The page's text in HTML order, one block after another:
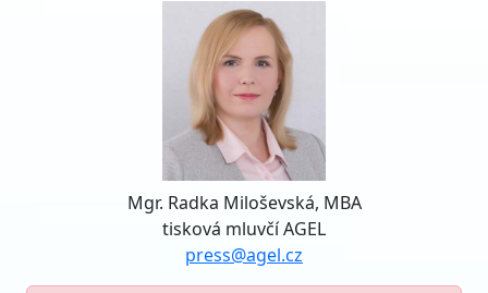
Mgr. Radka Miloševská, MBA
tisková mluvčí AGEL
press@agel.cz